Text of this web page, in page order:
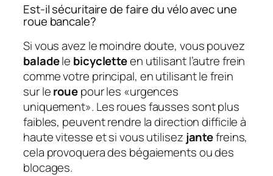
Est-il sécuritaire de faire du vélo avec une
roue bancale?
Si vous avez le moindre doute, vous pouvez
baladele bicycletteen utilisant l’autre frein
comme votre principal, en utilisant le frein
sur lerouepour les «urgences
uniquement». Les roues fausses sont plus
faibles, peuvent rendre la direction difficile à
haute vitesse et si vous utilisez jantefreins,
cela provoquera des bégaiements ou des
blocages.